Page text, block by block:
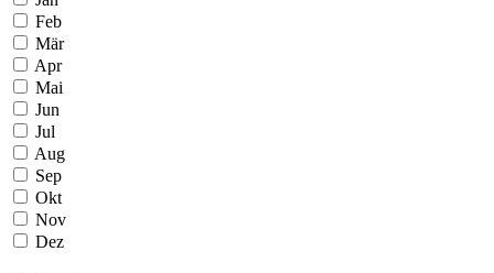
Feb
Mär
Apr
Mai
Jun
Jul
Aug
Sep
Okt
Nov
Dez